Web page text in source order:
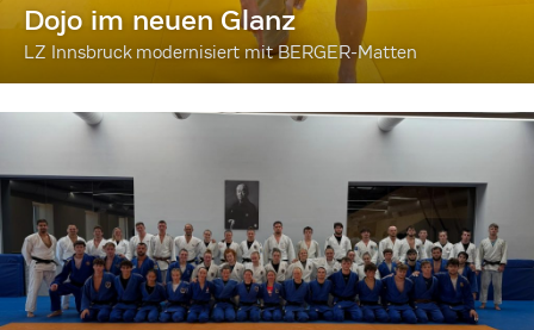
Dojo im neuen Glanz
LZ Innsbruck modernisiert mit BERGER-Matten